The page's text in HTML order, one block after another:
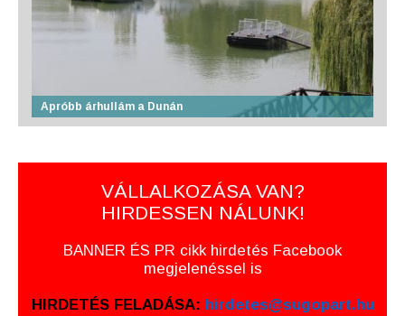
Apróbb árhullám a Dunán
VÁLLALKOZÁSA VAN?
HIRDESSEN NÁLUNK!
BANNER ÉS PR cikk hirdetés Facebook
megjelenéssel is
HIRDETÉS FELADÁSA: hirdetes@sugopart.hu